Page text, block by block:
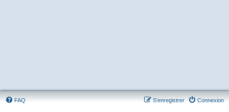
FAQ Connexion
S’enregistrer